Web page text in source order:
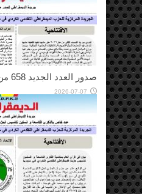
صدور العدد الجديد 658 من الديمقراطي
2026-07-07